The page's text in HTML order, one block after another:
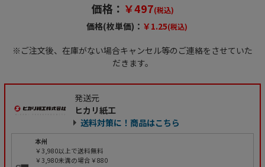
価格： ￥497(税込)
価格(枚単価)： ￥1.25(税込)
※ご注文後、在庫がない場合キャンセル等のご連絡をさせていた
だきます。
発送元
ヒカリ紙工
送料対策に！商品はこちら
本州
￥3,980以上で送料無料
￥3,980未満の場合￥880